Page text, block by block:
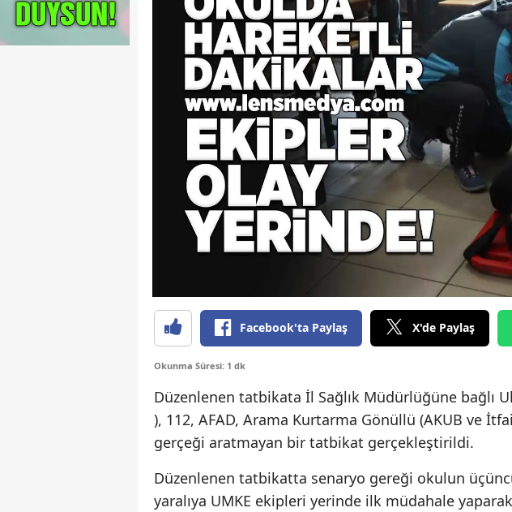
Facebook'ta Paylaş X'de Paylaş
Okunma Süresi: 1 dk
Düzenlenen tatbikata İl Sağlık Müdürlüğüne bağlı
), 112, AFAD, Arama Kurtarma Gönüllü (AKUB ve
gerçeği aratmayan bir tatbikat gerçekleştirildi.
Düzenlenen tatbikatta senaryo gereği okulun
yaralıya UMKE ekipleri yerinde ilk müdahale